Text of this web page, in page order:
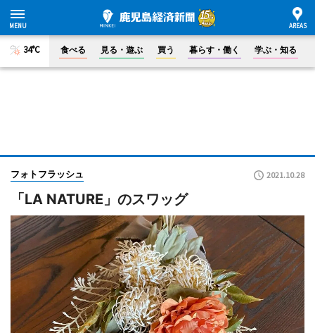
34°C 食べる 見る・遊ぶ 買う 暮らす・働く 学ぶ・知る
フォトフラッシュ 2021.10.28
「LA NATURE」のスワッグ